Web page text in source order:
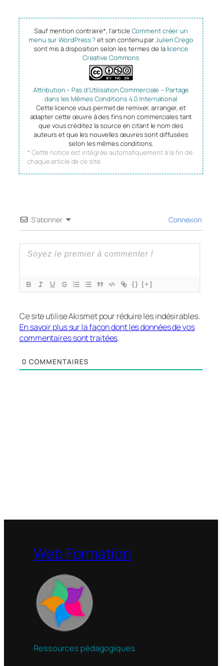
Sauf mention contraire*, l’article Comment créer un
menu sur WordPress ? et son contenu parJulien Crego
sont mis à disposition selon les termes de la licence
Creative Commons
Attribution – Pas d’Utilisation Commerciale – Partage
dans les Mêmes Conditions 4.0 International
Cette licence vous permet de remixer, arranger, et
adapter cette œuvre à des fins non commerciales tant
que vous créditez la source en citant le nom des
auteurs et que les nouvelles œuvres sont diffusées
selon les mêmes conditions.
* Cette notice est intégrée automatiquement à la fin de
chaque article de ce site.
S’abonner Connexion
{} [+]
Ce site utilise Akismet pour réduire les indésirables.
En savoir plus sur la façon dont les données de vos
commentaires sont traitées.
0 COMMENTAIRES
Web Formation
Ressources pédagogiques